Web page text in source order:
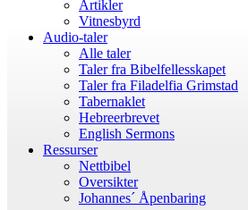
Artikler
Vitnesbyrd
Audio-taler
Alle taler
Taler fra Bibelfellesskapet
Taler fra Filadelfia Grimstad
Tabernaklet
Hebreerbrevet
English Sermons
Ressurser
Nettbibel
Oversikter
Johannes´ Åpenbaring